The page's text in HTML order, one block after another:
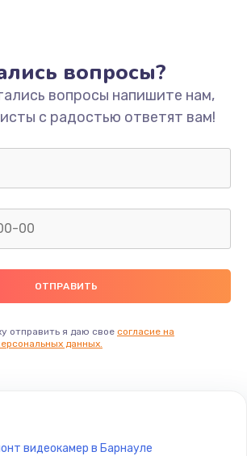
вопросы?
вопросы напишите нам,
с радостью ответят вам!
отправить я даю свое согласие на
данных.
видеокамер в Барнауле